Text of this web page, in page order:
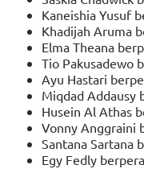
Kaneishia Yusuf
Khadijah Aruma
Elma Theana
Tio Pakusadewo
Ayu Hastari
Miqdad Addausy
Husein Al Athas
Vonny Anggraini
Santana Sartana
Egy Fedly